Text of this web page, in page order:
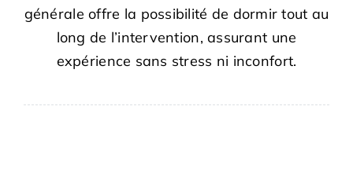
générale offre la possibilité de dormir tout au
long de l’intervention, assurant une
expérience sans stress ni inconfort.